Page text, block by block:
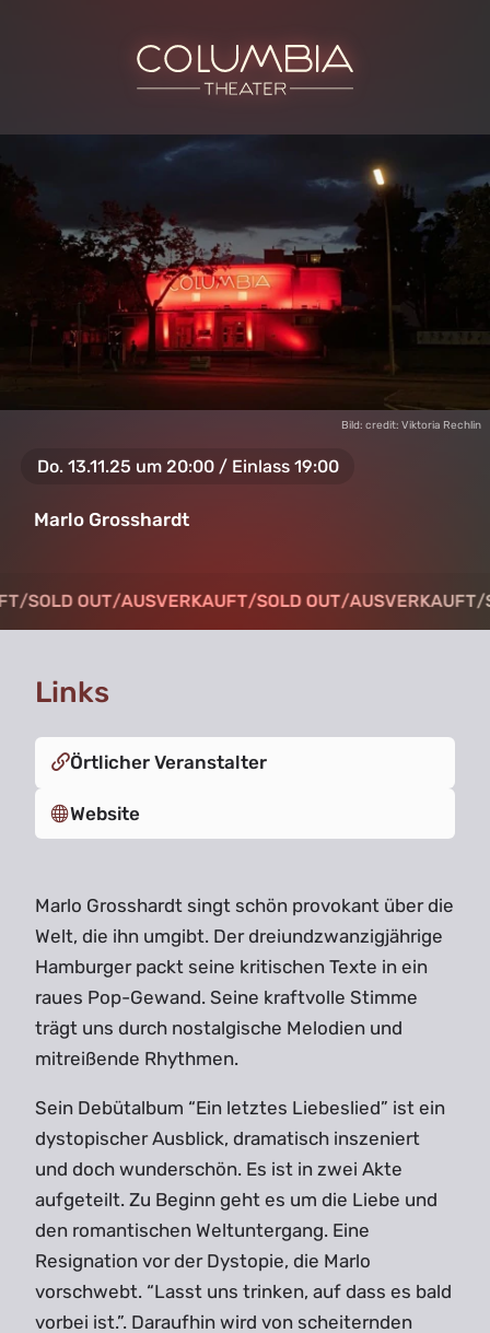
Do. 13.11.25 um 20:00 / Einlass 19:00
Marlo Grosshardt
/SOLD OUT/AUSVERKAUFT/SOLD OUT/AUSVERKAUFT/
/SOLD OUT/AUSVERKAUFT/SOLD OUT/AUSVERKAUFT/
Bild: credit: Viktoria Rechlin
Links
Örtlicher Veranstalter
Website
Marlo Grosshardt singt schön provokant über die
Welt, die ihn umgibt. Der dreiundzwanzigjährige
Hamburger packt seine kritischen Texte in ein
raues Pop-Gewand. Seine kraftvolle Stimme
trägt uns durch nostalgische Melodien und
mitreißende Rhythmen.
Sein Debütalbum “Ein letztes Liebeslied” ist ein
dystopischer Ausblick, dramatisch inszeniert
und doch wunderschön. Es ist in zwei Akte
aufgeteilt. Zu Beginn geht es um die Liebe und
den romantischen Weltuntergang. Eine
Resignation vor der Dystopie, die Marlo
vorschwebt. “Lasst uns trinken, auf dass es bald
vorbei ist.”. Daraufhin wird von scheiternden